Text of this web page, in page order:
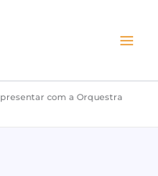
com a Orquestra